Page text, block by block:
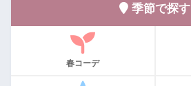
季節で探す
春コーデ